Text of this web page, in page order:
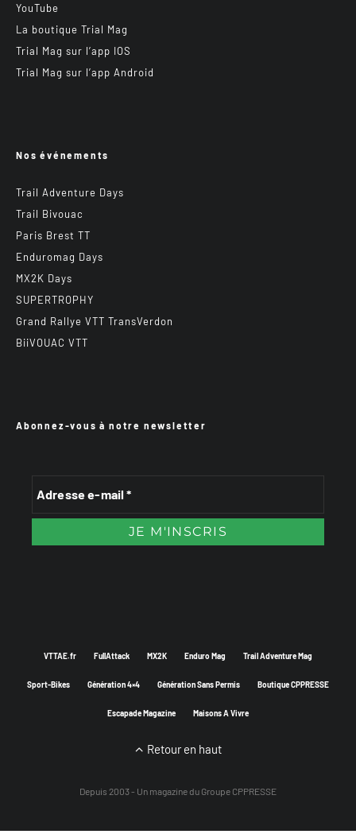
YouTube
La boutique Trial Mag
Trial Mag sur l’app IOS
Trial Mag sur l’app Android
Nos événements
Trail Adventure Days
Trail Bivouac
Paris Brest TT
Enduromag Days
MX2K Days
SUPERTROPHY
Grand Rallye VTT TransVerdon
BiiVOUAC VTT
Abonnez-vous à notre newsletter
VTTAE.fr FullAttack MX2K Enduro Mag Trail Adventure Mag
Sport-Bikes Génération 4×4 Génération Sans Permis Boutique CPPRESSE
Escapade Magazine Maisons A Vivre
Retour en haut
Depuis 2003 - Un magazine du Groupe CPPRESSE